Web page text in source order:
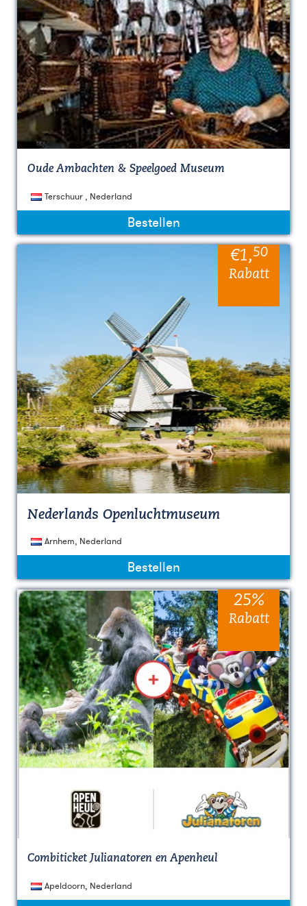
Oude Ambachten & Speelgoed Museum
Terschuur , Nederland
Bestellen
€1,50
Rabatt
Nederlands Openluchtmuseum
Arnhem, Nederland
Bestellen
25%
Rabatt
Combiticket Julianatoren en Apenheul
Apeldoorn, Nederland